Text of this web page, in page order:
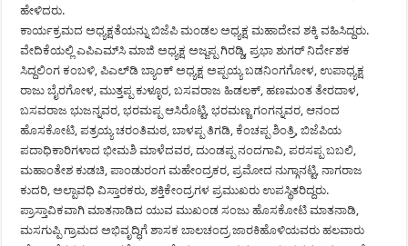
ಹೇಳಿದರು.
ಕಾರ್ಯಕ್ರಮದ ಅಧ್ಯಕ್ಷತೆಯನ್ನು ಬಿಜೆಪಿ ಮಂಡಲ ಅಧ್ಯಕ್ಷ ಮಹಾದೇವ ಶಕ್ಕಿ ವಹಿಸಿದ್ದರು.
ವೇದಿಕೆಯಲ್ಲಿ ಎಪಿಎಮ್‍ಸಿ ಮಾಜಿ ಅಧ್ಯಕ್ಷ ಅಜ್ಜಪ್ಪ ಗಿರಡ್ಡಿ, ಪ್ರಭಾ ಶುಗರ್ ನಿರ್ದೇಶಕ
ಸಿದ್ದಲಿಂಗ ಕಂಬಳಿ, ಪಿಎಲ್‍ಡಿ ಬ್ಯಾಂಕ್ ಅಧ್ಯಕ್ಷ ಅಪ್ಪಯ್ಯ ಬಡನಿಂಗಗೋಳ, ಉಪಾಧ್ಯಕ್ಷ
ರಾಜು ಬೈರಗೋಳ, ಮುತ್ತಪ್ಪ ಕುಳ್ಳೂರ, ಬಸವರಾಜ ಹಿಡಲಕ್, ಹಣಮಂತ ತೇರದಾಳ,
ಬಸವರಾಜ ಭುಜನ್ನವರ, ಭರಮಪ್ಪ ಆಸಿರೊಟ್ಟಿ, ಭರಮಣ್ಣ ಗಂಗನ್ನವರ, ಆನಂದ
ಹೊಸಕೋಟಿ, ಪತ್ರಯ್ಯ ಚರಂತಿಮಠ, ಬಾಳಪ್ಪ ತಿಗಡಿ, ಕೆಂಚಪ್ಪ ಶಿಂತ್ರಿ, ಬಿಜೆಪಿಯ
ಪದಾಧಿಕಾರಿಗಳಾದ ಭೀಮಶಿ ಮಾಳೆದವರ, ದುಂಡಪ್ಪ ನಂದಗಾವಿ, ಪರಸಪ್ಪ ಬಬಲಿ,
ಮಹಾಂತೇಶ ಕುಡಚಿ, ಪಾಂಡುರಂಗ ಮಹೇಂದ್ರಕರ, ಪ್ರಮೋದ ನುಗ್ಗಾನಟ್ಟಿ, ನಾಗರಾಜ
ಕುದರಿ, ಅಲ್ಪಾವಧಿ ವಿಸ್ತಾರಕರು, ಶಕ್ತಿಕೇಂದ್ರಗಳ ಪ್ರಮುಖರು ಉಪಸ್ಥಿತರಿದ್ದರು.
ಪ್ರಾಸ್ತಾವಿಕವಾಗಿ ಮಾತನಾಡಿದ ಯುವ ಮುಖಂಡ ಸಂಜು ಹೊಸಕೋಟಿ ಮಾತನಾಡಿ,
ಮಸಗುಪ್ಪಿ ಗ್ರಾಮದ ಅಭಿವೃದ್ಧಿಗೆ ಶಾಸಕ ಬಾಲಚಂದ್ರ ಜಾರಕಿಹೊಳಿಯವರು ಹಲವಾರು